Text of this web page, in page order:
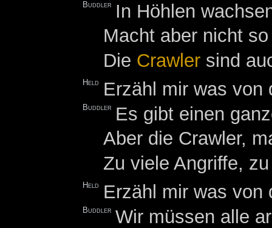
Buddler
In Höhlen
Macht aber nicht
Die Crawler sind
Held Erzähl mir was von
Buddler
Es gibt einen
Aber die Crawler,
Zu viele Angriffe,
Held Erzähl mir was von
Buddler Wir müssen alle